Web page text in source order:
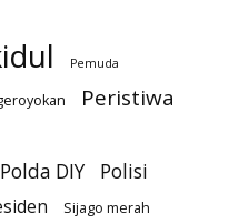
Pemuda
Peristiwa
Polda DIY
Polisi
Sijago merah